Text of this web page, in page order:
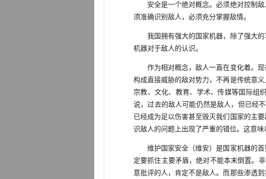
安全是一个绝对概念。必须绝对控制敌
须准确识别敌人，必须充分掌握敌情。
我国拥有强大的国家机器，除了强大的
机器对于敌人的认识。
作为相对概念，敌人一直在变化着。现
构成直接威胁的敌对势力，不再是传统意
宗教、文化、教育、学术、传媒等国际组
说，过去的敌人可能仍然是敌人，但已经
已经成为足以伤害甚至毁灭我们国家的主
识敌人的问题上出现了严重的错位。这意
维护国家安全（维安）是国家机器的首
定要抓住主要矛盾，绝对不能本末倒置。
意批评的人，肯定不是敌人。而那些渗透